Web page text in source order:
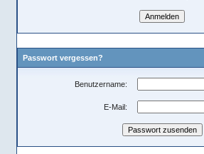
Passwort vergessen?
Benutzername:
E-Mail: